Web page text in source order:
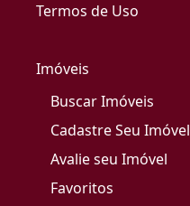
Termos de Uso
Imóveis
Buscar Imóveis
Cadastre Seu Imóvel
Avalie seu Imóvel
Favoritos